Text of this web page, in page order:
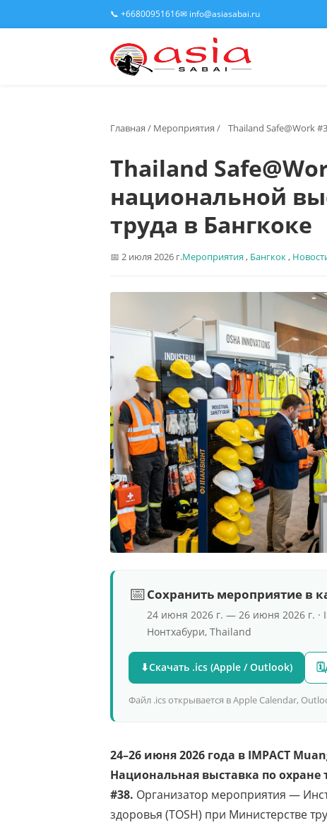
📞 +66800951616✉ info@asiasabai.ru
Главная / Мероприятия / Thailand Safe@Work
Thailand
национальной
труда в Бангкоке
2 июля 2026 г.Мероприятия , Бангкок,
📅Сохранить мероприятие в
24 июня 2026 г. — 26 июня 2026 г. ·
Нонтхабури, Thailand
⬇Скачать .ics (Apple / Outlook) 🗓
Файл .ics открывается в Apple Calendar,
24–26 июня 2026 года в IMPACT
Национальная выставка по охране
#38. Организатор мероприятия —
здоровья (TOSH) при Министерстве